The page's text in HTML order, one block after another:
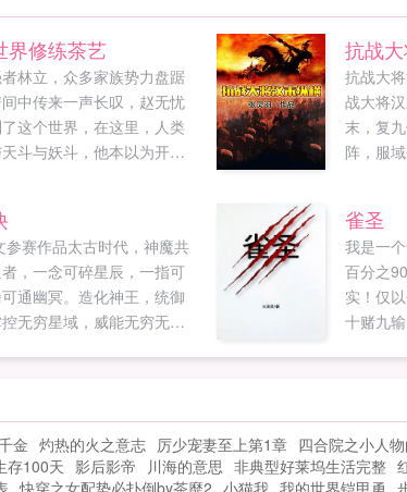
界修练茶艺
林立，众多家族势力盘踞
中传来一声长叹，赵无忧
这个世界，在这里，人类
斗与妖斗，他本以为开启
享给朋友...
抗战
抗战大
战大将
末，复
阵，服
参赛作品太古时代，神魔共
，一念可碎星辰，一指可
通幽冥。造化神王，统御
无穷星域，威能无穷无
术。十万年后，苏冥携消
化诀，从微末之中崛起，
！战天！战地！战神魔！
烈的传奇人生，最终成为
雀圣
我是一
百分之
实！仅
十赌九
金 灼热的火之意志 厉少宠妻至上第1章 四合院之小人
存100天 影后影帝 川海的意思 非典型好莱坞生活完整
快穿之女配势必扑倒by茶靡2 小猫我 我的世界铠甲勇